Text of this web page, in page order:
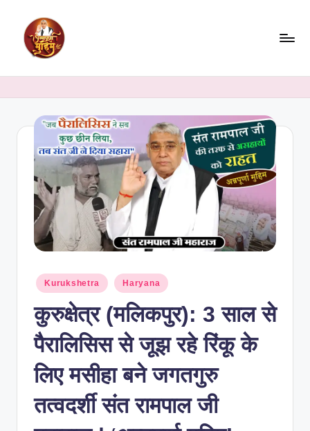
Kurukshetra Haryana
​कुरुक्षेत्र (मलिकपुर): 3 साल से
पैरालिसिस से जूझ रहे रिंकू के
लिए मसीहा बने जगतगुरु
तत्वदर्शी संत रामपाल जी